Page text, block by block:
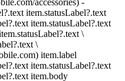
accessories) -
item.statusLabel?.text
item.statusLabel?.text
\
\
item.label
item.statusLabel?.text
item.body